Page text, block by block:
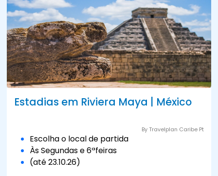
Estadias em Riviera Maya | México
By Travelplan Caribe Pt
Escolha o local de partida
Às Segundas e 6ªfeiras
(até 23.10.26)